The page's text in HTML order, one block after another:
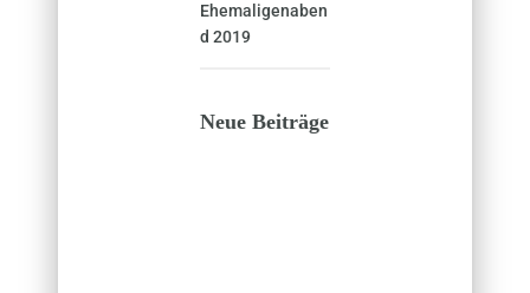
Ehemaligenaben
d 2019
Neue Beiträge